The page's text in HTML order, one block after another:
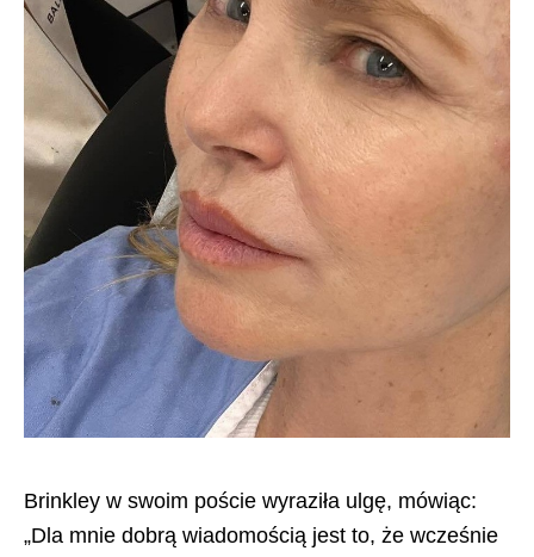
Brinkley w swoim poście wyraziła ulgę, mówiąc:
„Dla mnie dobrą wiadomością jest to, że wcześnie